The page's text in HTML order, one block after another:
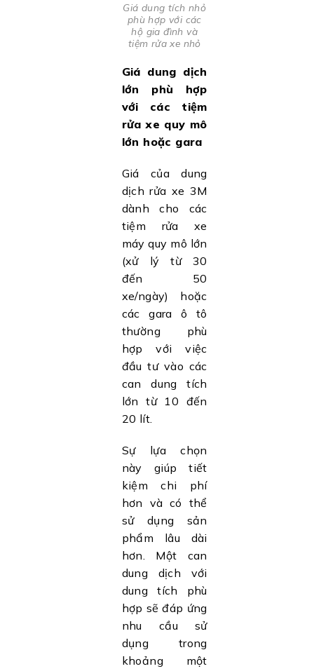
Giá dung tích nhỏ
phù hợp với các
hộ gia đình và
tiệm rửa xe nhỏ
Giá dung dịch
lớn phù hợp
với các tiệm
rửa xe quy mô
lớn hoặc gara
Giá của dung
dịch rửa xe 3M
dành cho các
tiệm rửa xe
máy quy mô lớn
(xử lý từ 30
đến 50
xe/ngày) hoặc
các gara ô tô
thường phù
hợp với việc
đầu tư vào các
can dung tích
lớn từ 10 đến
20 lít.
Sự lựa chọn
này giúp tiết
kiệm chi phí
hơn và có thể
sử dụng sản
phẩm lâu dài
hơn. Một can
dung dịch với
dung tích phù
hợp sẽ đáp ứng
nhu cầu sử
dụng trong
khoảng một